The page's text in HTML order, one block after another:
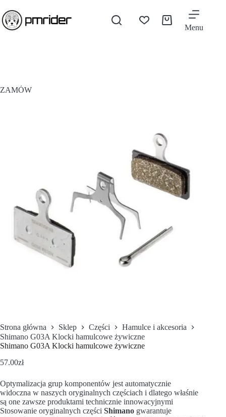
Menu
ZAMÓW
Strona główna Sklep Części
Hamulce i akcesoria
Shimano G03A Klocki hamulcowe żywiczne
Shimano G03A Klocki hamulcowe żywiczne
57.00zł
Optymalizacja grup komponentów jest automatycznie
widoczna w naszych oryginalnych częściach i dlatego właśnie
są one zawsze produktami technicznie innowacyjnymi
Stosowanie oryginalnych części Shimano gwarantuje